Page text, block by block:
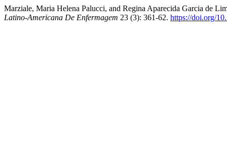
Marziale, Maria Helena Palucci, and Regina Aparecida Garcia de
Latino-Americana De Enfermagem 23 (3): 361-62. https://doi.org/